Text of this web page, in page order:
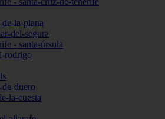
la-plana
del-segura
- santa-úrsula
rodrigo
duero
la-cuesta